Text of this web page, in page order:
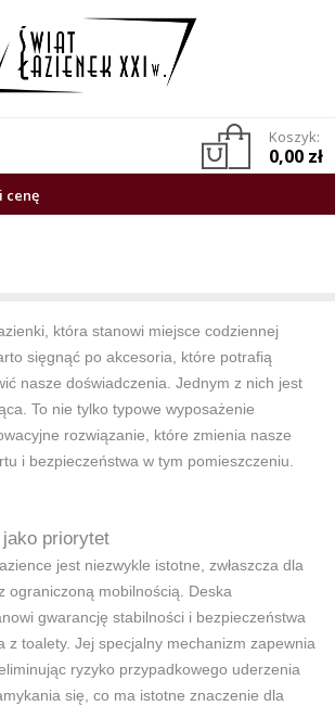
Koszyk:
0,00 zł
cenę
która stanowi miejsce codziennej
sięgnąć po akcesoria, które potrafią
nasze doświadczenia. Jednym z nich jest
To nie tylko typowe wyposażenie
rozwiązanie, które zmienia nasze
i bezpieczeństwa w tym pomieszczeniu.
priorytet
jest niezwykle istotne, zwłaszcza dla
ograniczoną mobilnością. Deska
gwarancję stabilności i bezpieczeństwa
z toalety. Jej specjalny mechanizm zapewnia
ryzyko przypadkowego uderzenia
się, co ma istotne znaczenie dla